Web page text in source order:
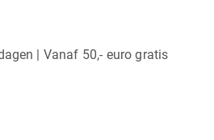
| Vanaf 50,- euro gratis